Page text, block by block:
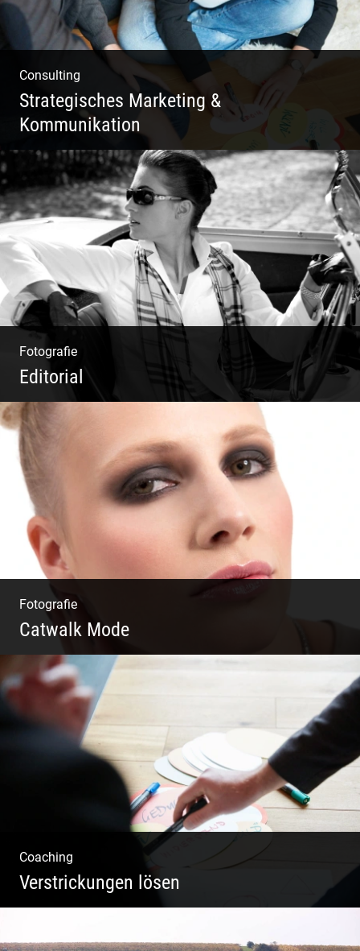
Consulting
Strategisches Marketing &
Kommunikation
Deine Darstellung nach außen und innen
Fotografie
Editorial
Klassische Editorials
Fotografie
Catwalk Mode
Catwalk Mode Fotografie
Coaching
Verstrickungen lösen